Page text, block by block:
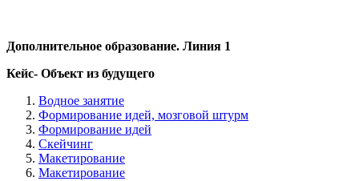
Дополнительное образование. Линия 1
Кейс- Объект из будущего
Водное занятие
Формирование идей, мозговой штурм
Формирование идей
Скейчинг
Макетирование
Макетирование